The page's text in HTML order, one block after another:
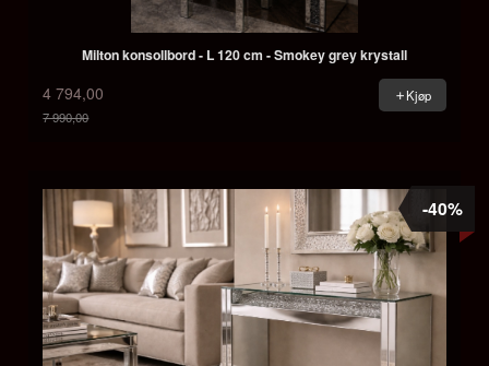
Milton konsollbord - L 120 cm - Smokey grey krystall
4 794,00
7 990,00
Kjøp
-40%